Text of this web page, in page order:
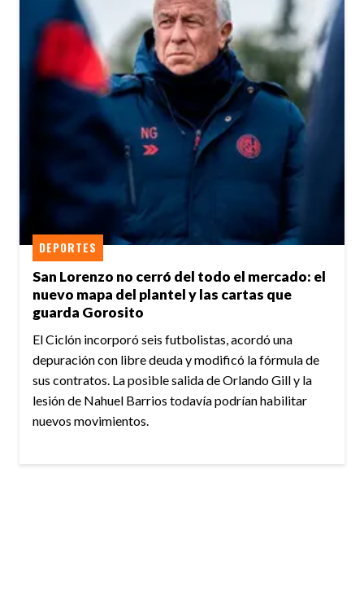
San Lorenzo no cerró del todo el mercado: el
nuevo mapa del plantel y las cartas que
guarda Gorosito
DEPORTES
El Ciclón incorporó seis futbolistas, acordó una
depuración con libre deuda y modificó la fórmula de
sus contratos. La posible salida de Orlando Gill y la
lesión de Nahuel Barrios todavía podrían habilitar
nuevos movimientos.